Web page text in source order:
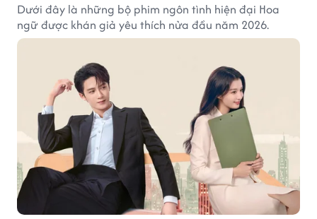
Dưới đây là những bộ phim ngôn tình hiện đại Hoa
ngữ được khán giả yêu thích nửa đầu năm 2026.